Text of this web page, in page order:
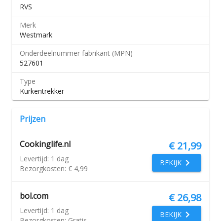
RVS
Merk
Westmark
Onderdeelnummer fabrikant (MPN)
527601
Type
Kurkentrekker
Prijzen
Cookinglife.nl € 21,99
BEKIJK
Levertijd: 1 dag
Bezorgkosten: € 4,99
bol.com € 26,98
BEKIJK
Levertijd: 1 dag